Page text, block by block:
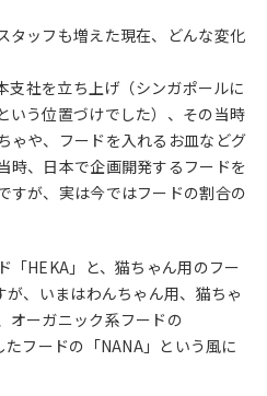
タッフも増えた現在、どんな変化
社を立ち上げ（シンガポールに
いう位置づけでした）、その当時
ゃや、フードを入れるお皿などグ
時、日本で企画開発するフードを
すが、実は今ではフードの割合の
「HEKA」と、猫ちゃん用のフー
が、いまはわんちゃん用、猫ちゃ
オーガニック系フードの
たフードの「NANA」という風に